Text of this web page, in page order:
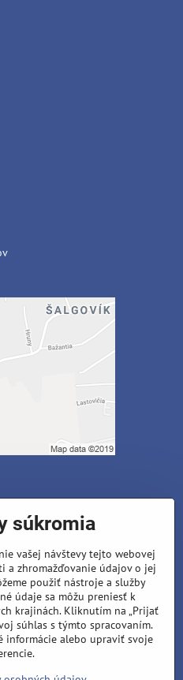
súkromia
vašej návštevy tejto webovej
a zhromažďovanie údajov o jej
použiť nástroje a služby
údaje sa môžu preniesť k
krajinách. Kliknutím na „Prijať
súhlas s týmto spracovaním.
informácie alebo upraviť svoje